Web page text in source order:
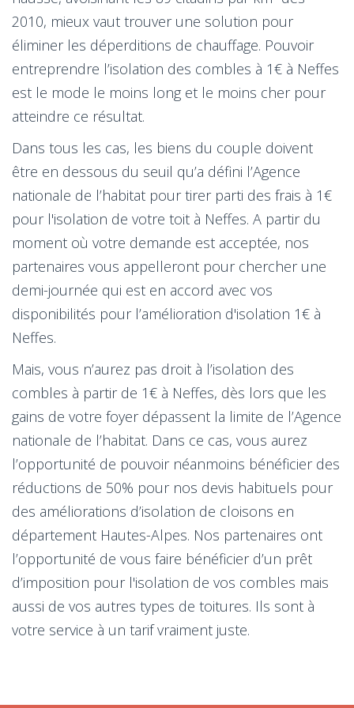
2010, mieux vaut trouver une solution pour
éliminer les déperditions de chauffage. Pouvoir
entreprendre l’isolation des combles à 1€ à Neffes
est le mode le moins long et le moins cher pour
atteindre ce résultat.
Dans tous les cas, les biens du couple doivent
être en dessous du seuil qu’a défini l’Agence
nationale de l’habitat pour tirer parti des frais à 1€
pour l'isolation de votre toit à Neffes. A partir du
moment où votre demande est acceptée, nos
partenaires vous appelleront pour chercher une
demi-journée qui est en accord avec vos
disponibilités pour l’amélioration d'isolation 1€ à
Neffes.
Mais, vous n’aurez pas droit à l’isolation des
combles à partir de 1€ à Neffes, dès lors que les
gains de votre foyer dépassent la limite de l’Agence
nationale de l’habitat. Dans ce cas, vous aurez
l’opportunité de pouvoir néanmoins bénéficier des
réductions de 50% pour nos devis habituels pour
des améliorations d’isolation de cloisons en
département Hautes-Alpes. Nos partenaires ont
l’opportunité de vous faire bénéficier d’un prêt
d’imposition pour l'isolation de vos combles mais
aussi de vos autres types de toitures. Ils sont à
votre service à un tarif vraiment juste.